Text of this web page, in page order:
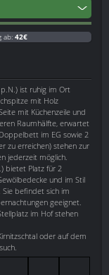
ab: 42€
ist ruhig im Ort
mit Holz
mit Küchenzeile und
Raumhälfte, erwartet
im EG sowie 2
zu erreichen) stehen zur
jederzeit möglich.
bietet Platz für 2
und im Stil
Sie befindet sich im
geeignet.
im Hof stehen
oder auf dem